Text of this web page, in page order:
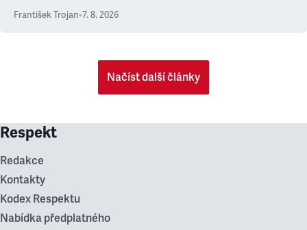
František Trojan•7. 8. 2026
Načíst další články
Respekt
Redakce
Kontakty
Kodex Respektu
Nabídka předplatného